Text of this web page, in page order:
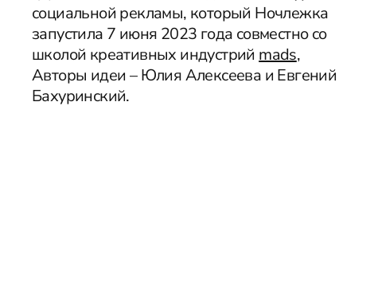
социальной рекламы, который Ночлежка
запустила 7 июня 2023 года совместно со
школой креативных индустрий mads,
Авторы идеи – Юлия Алексеева и Евгений
Бахуринский.